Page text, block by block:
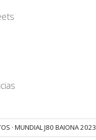
· MUNDIAL J80 BAIONA 2023